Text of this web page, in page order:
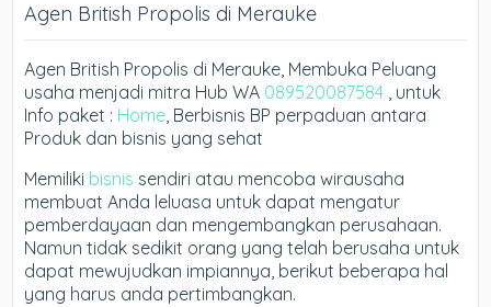
Agen British Propolis di Merauke
Agen British Propolis di Merauke, Membuka Peluang
usaha menjadi mitra Hub WA 089520087584 , untuk
Info paket : Home, Berbisnis BP perpaduan antara
Produk dan bisnis yang sehat
Memiliki bisnis sendiri atau mencoba wirausaha
membuat Anda leluasa untuk dapat mengatur
pemberdayaan dan mengembangkan perusahaan.
Namun tidak sedikit orang yang telah berusaha untuk
dapat mewujudkan impiannya, berikut beberapa hal
yang harus anda pertimbangkan.